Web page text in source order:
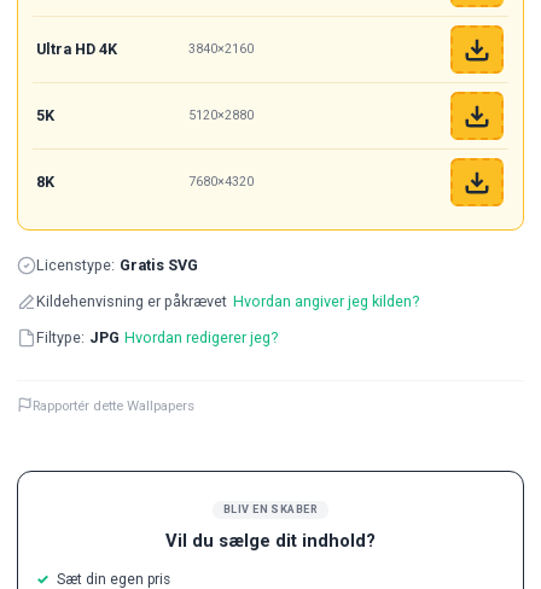
BLIV EN SKABER
Vil du sælge dit indhold?
Sæt din egen pris
Ultra HD 4K 3840×2160
5K 5120×2880
8K 7680×4320
Licenstype: Gratis SVG
Kildehenvisning er påkrævet Hvordan angiver jeg kilden?
Filtype: JPG Hvordan redigerer jeg?
Rapportér dette Wallpapers